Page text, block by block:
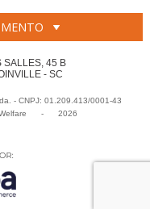
SALLES, 45 B
- SC
- CNPJ: 01.209.413/0001-43
- 2026